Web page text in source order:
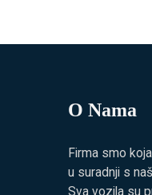
O Nama
Firma smo
u suradnji s
Sva vozila su